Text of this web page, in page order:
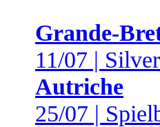
Grande-
11/07 |
Autriche
25/07 |